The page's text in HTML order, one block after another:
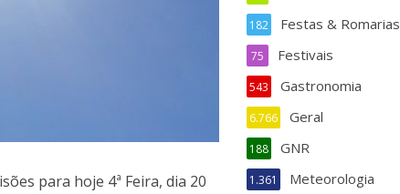
para hoje 4ª Feira, dia 20
Festas & Romarias
182
Festivais
75
Gastronomia
543
Geral
6.766
GNR
188
Meteorologia
1.361